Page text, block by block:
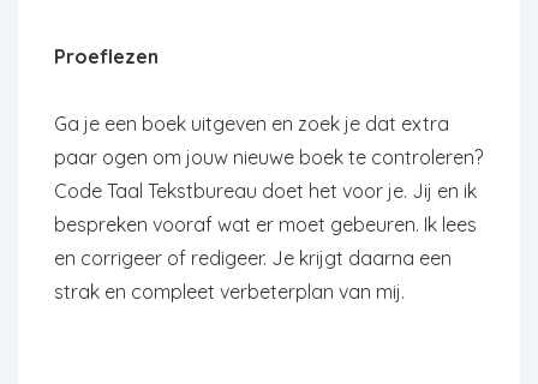
Proeflezen
Ga je een boek uitgeven en zoek je dat extra
paar ogen om jouw nieuwe boek te controleren?
Code Taal Tekstbureau doet het voor je. Jij en ik
bespreken vooraf wat er moet gebeuren. Ik lees
en corrigeer of redigeer. Je krijgt daarna een
strak en compleet verbeterplan van mij.